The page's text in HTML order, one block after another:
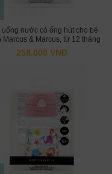
uống nước có ống hút cho bé
Marcus & Marcus, từ 12 tháng
– Marcus
258.000 VNĐ